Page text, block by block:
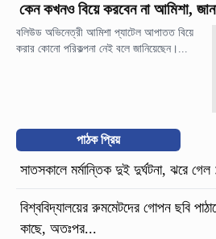
কেন কখনও বিয়ে করবেন না আমিশা,
বলিউড অভিনেত্রী আমিশা প্যাটেল আপাতত বিয়ে
করার কোনো পরিকল্পনা নেই বলে জানিয়েছেন।...
পাঠক প্রিয়
সাতসকালে মর্মান্তিক দুই দুর্ঘটনা, ঝরে
বিশ্ববিদ্যালয়ের রুমমেটদের গোপন ছবি
কাছে, অতঃপর...